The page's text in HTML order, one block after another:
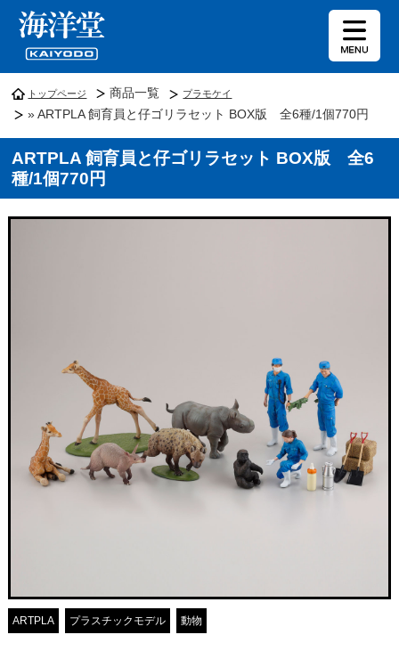
トップページ 商品一覧 プラモケイ
» ARTPLA 飼育員と仔ゴリラセット BOX版 全6種/1個770円
ARTPLA 飼育員と仔ゴリラセット BOX版 全6
種/1個770円
ARTPLA プラスチックモデル 動物